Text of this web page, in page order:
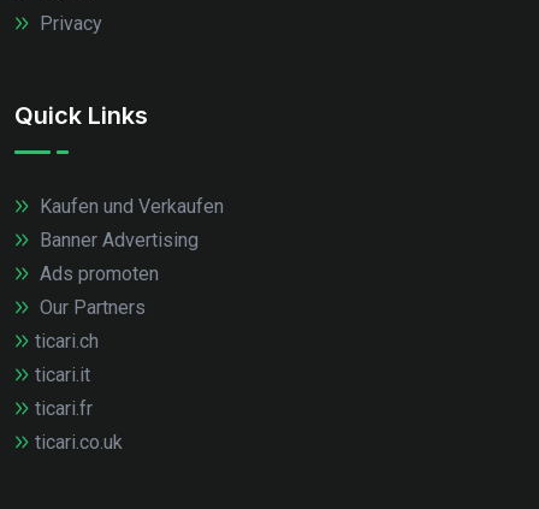
Privacy
Quick Links
Kaufen und Verkaufen
Banner Advertising
Ads promoten
Our Partners
ticari.ch
ticari.it
ticari.fr
ticari.co.uk